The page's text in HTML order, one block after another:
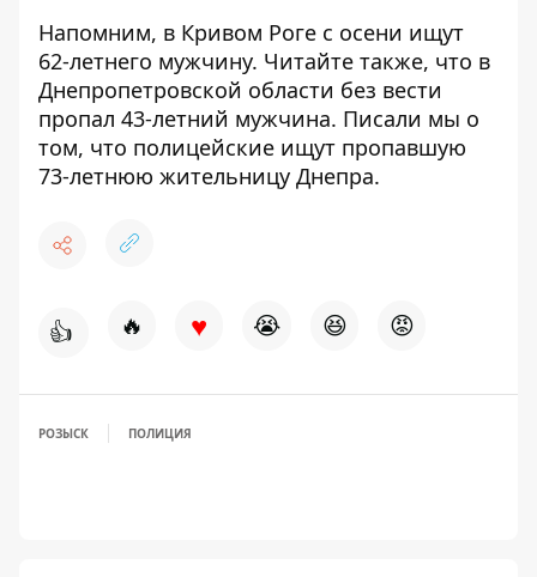
Напомним, в Кривом Роге с осени ищут
62-летнего мужчину. Читайте также, что в
Днепропетровской области без вести
пропал 43-летний мужчина. Писали мы о
том, что полицейские ищут пропавшую
73-летнюю жительницу Днепра.
👍 🔥 ♥ 😭 😆 😡
РОЗЫСК ПОЛИЦИЯ